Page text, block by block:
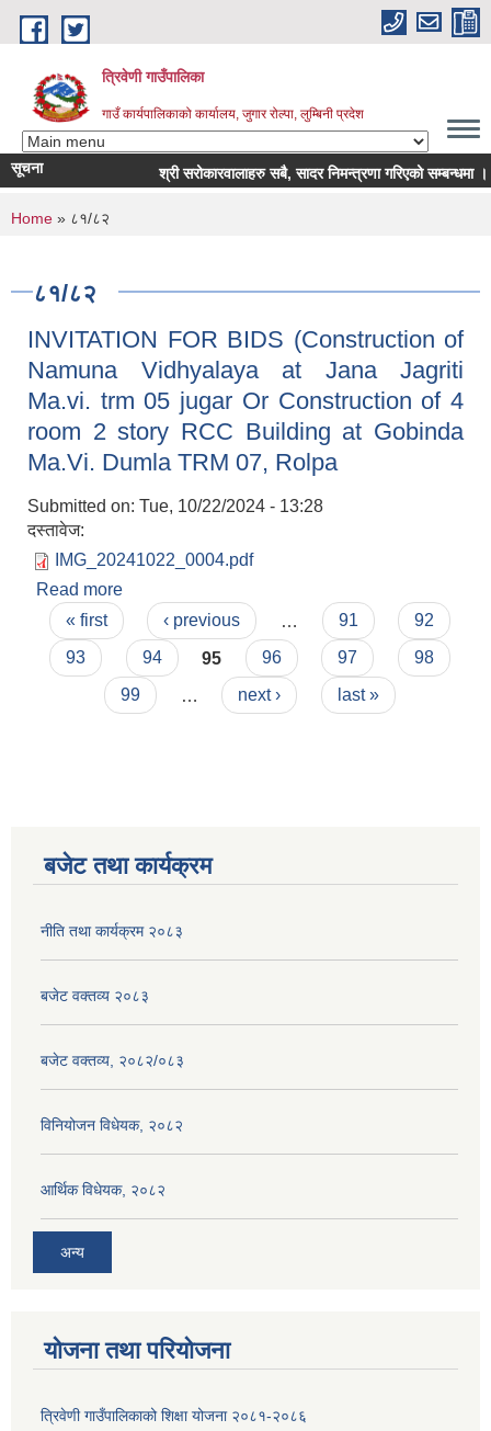
Skip to main content
त्रिवेणी गाउँपालिका
गाउँ कार्यपालिकाको कार्यालय, जुगार रोल्पा, लुम्बिनी प्रदेश
सूचना श्री सरोकारवालाहरु सबै, सादर निमन्त्रणा गरिएको सम्बन्धमा ।
You are here
Home » ८१/८२
८१/८२
INVITATION FOR BIDS (Construction of
Namuna Vidhyalaya at Jana Jagriti
Ma.vi. trm 05 jugar Or Construction of 4
room 2 story RCC Building at Gobinda
Ma.Vi. Dumla TRM 07, Rolpa
Submitted on: Tue, 10/22/2024 - 13:28
दस्तावेज:
IMG_20241022_0004.pdf
Read more
Namuna Vidhyalaya at Jana Jagriti Ma.vi. trm
05 jugar Or Construction of 4 room 2 story RCC
Building at Gobinda Ma.Vi. Dumla TRM 07,
Rolpa
Pages
« first ‹ previous 91
92
93
94 95 96 97
98
99
next › last »
बजेट तथा कार्यक्रम
नीति तथा कार्यक्रम २०८३
बजेट वक्तव्य २०८३
बजेट वक्तव्य, २०८२/०८३
विनियोजन विधेयक, २०८२
आर्थिक विधेयक, २०८२
अन्य
योजना तथा परियोजना
त्रिवेणी गाउँपालिकाको शिक्षा योजना २०८१-२०८६